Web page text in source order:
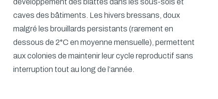
développement des blattes dans les sous-sols et
caves des bâtiments. Les hivers bressans, doux
malgré les brouillards persistants (rarement en
dessous de 2°C en moyenne mensuelle), permettent
aux colonies de maintenir leur cycle reproductif sans
interruption tout au long de l’année.